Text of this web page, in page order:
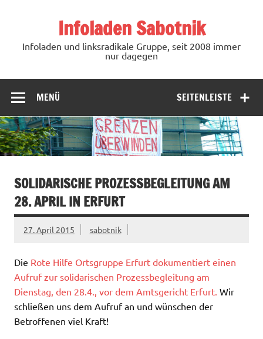
Infoladen Sabotnik
Infoladen und linksradikale Gruppe, seit 2008 immer
nur dagegen
SEITENLEISTE
MENÜ
SOLIDARISCHE PROZESSBEGLEITUNG AM
28. APRIL IN ERFURT
27. April 2015 sabotnik
Die Rote Hilfe Ortsgruppe Erfurt dokumentiert einen
Aufruf zur solidarischen Prozessbegleitung am
Dienstag, den 28.4., vor dem Amtsgericht Erfurt. Wir
schließen uns dem Aufruf an und wünschen der
Betroffenen viel Kraft!